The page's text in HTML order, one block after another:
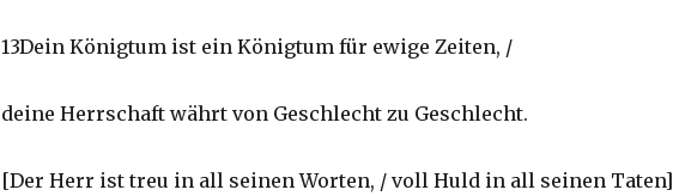
13Dein Königtum ist ein Königtum für ewige Zeiten, /
deine Herrschaft währt von Geschlecht zu Geschlecht.
[Der Herr ist treu in all seinen Worten, / voll Huld in all seinen Taten]